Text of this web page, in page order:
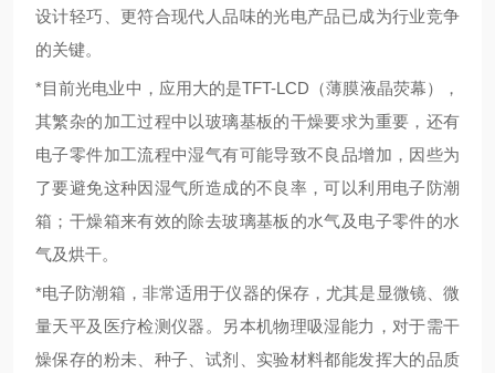
设计轻巧、更符合现代人品味的光电产品已成为行业竞争
的关键。
*目前光电业中，应用大的是TFT-LCD （薄膜液晶荧幕），
其繁杂的加工过程中以玻璃基板的干燥要求为重要，还有
电子零件加工流程中湿气有可能导致不良品增加，因些为
了要避免这种因湿气所造成的不良率，可以利用电子防潮
箱；干燥箱来有效的除去玻璃基板的水气及电子零件的水
气及烘干。
*电子防潮箱，非常适用于仪器的保存，尤其是显微镜、微
量天平及医疗检测仪器。另本机物理吸湿能力，对于需干
燥保存的粉未、种子、试剂、实验材料都能发挥大的品质